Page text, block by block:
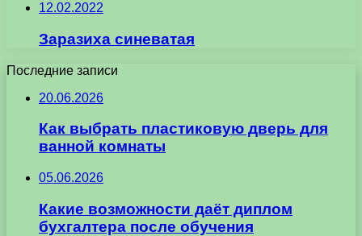
12.02.2022
Заразиха синеватая
Последние записи
20.06.2026
Как выбрать пластиковую дверь для
ванной комнаты
05.06.2026
Какие возможности даёт диплом
бухгалтера после обучения